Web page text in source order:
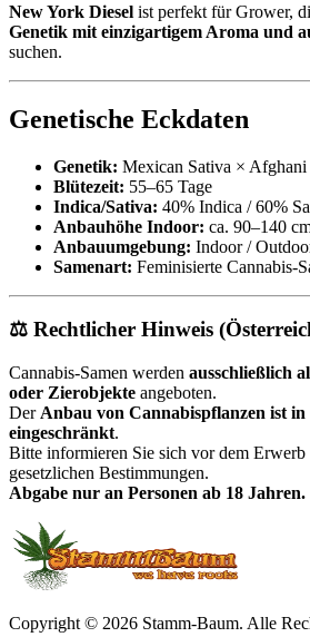
New York Diesel ist perfekt für Grower,
Genetik mit einzigartigem Aroma und
suchen.
Genetische Eckdaten
Genetik: Mexican Sativa × Afghani
Blütezeit: 55–65 Tage
Indica/Sativa: 40% Indica / 60%
Anbauhöhe Indoor: ca. 90–140
Anbauumgebung: Indoor /
Samenart: Feminisierte Cannabis-
⚖️ Rechtlicher Hinweis
Cannabis-Samen werden ausschließlich
oder Zierobjekte angeboten.
Der Anbau von Cannabispflanzen ist in
eingeschränkt.
Bitte informieren Sie sich vor dem Erwerb
gesetzlichen Bestimmungen.
Abgabe nur an Personen ab 18 Jahren.
Copyright © 2026 Stamm-Baum. Alle